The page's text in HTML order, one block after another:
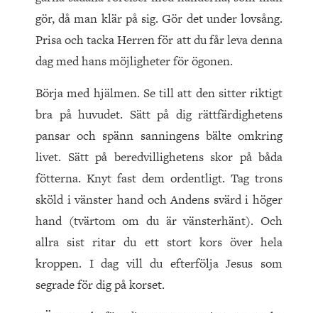
gör, då man klär på sig. Gör det under lovsång.
Prisa och tacka Herren för att du får leva denna
dag med hans möjligheter för ögonen.
Börja med hjälmen. Se till att den sitter riktigt
bra på huvudet. Sätt på dig rättfärdighetens
pansar och spänn sanningens bälte omkring
livet. Sätt på beredvillighetens skor på båda
fötterna. Knyt fast dem ordentligt. Tag trons
sköld i vänster hand och Andens svärd i höger
hand (tvärtom om du är vänsterhänt). Och
allra sist ritar du ett stort kors över hela
kroppen. I dag vill du efterfölja Jesus som
segrade för dig på korset.